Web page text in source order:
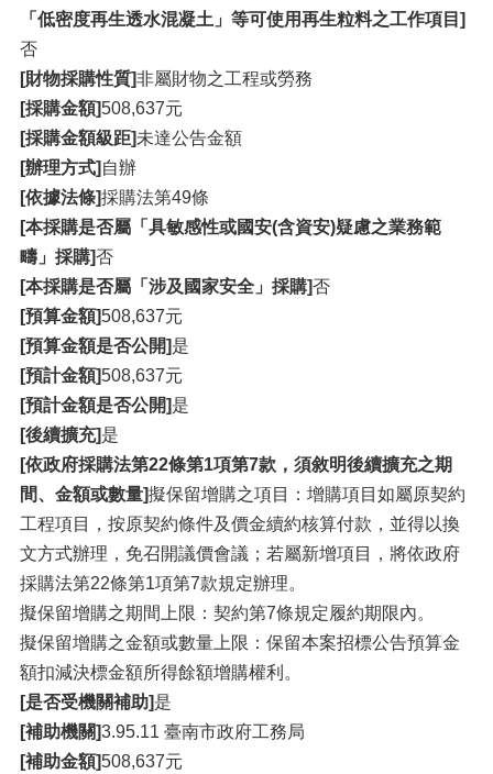
「低密度再生透水混凝土」等可使用再生粒料之工作項目]
否
[財物採購性質]非屬財物之工程或勞務
[採購金額]508,637元
[採購金額級距]未達公告金額
[辦理方式] 自辦
[依據法條]採購法第49條
[本採購是否屬「具敏感性或國安(含資安)疑慮之業務範
疇」採購]否
[本採購是否屬「涉及國家安全」採購]否
[預算金額]508,637元
[預算金額是否公開]是
[預計金額]508,637元
[預計金額是否公開]是
[後續擴充]是
[依政府採購法第22條第1項第7款，須敘明後續擴充之期
間、金額或數量]擬保留增購之項目：增購項目如屬原契約
工程項目，按原契約條件及價金續約核算付款，並得以換
文方式辦理，免召開議價會議；若屬新增項目，將依政府
採購法第22條第1項第7款規定辦理。
擬保留增購之期間上限：契約第7條規定履約期限內。
擬保留增購之金額或數量上限：保留本案招標公告預算金
額扣減決標金額所得餘額增購權利。
[是否受機關補助]是
[補助機關]3.95.11 臺南市政府工務局
[補助金額]508,637元